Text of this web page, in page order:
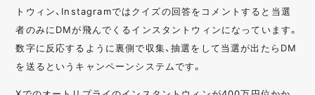
トウィン、Instagramではクイズの回答をコメントすると当選
者のみにDMが飛んでくるインスタントウィンになっています。
数字に反応するように裏側で収集、抽選をして当選が出たらDM
を送るというキャンペーンシステムです。